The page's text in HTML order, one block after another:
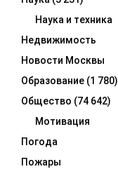
Наука и техника
Недвижимость
Новости Москвы
Образование (1 780)
Общество (74 642)
Мотивация
Погода
Пожары